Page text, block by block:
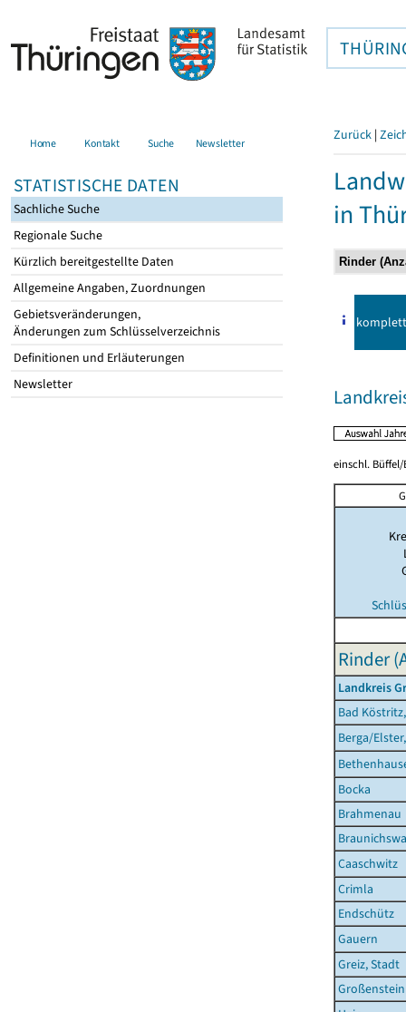
Home Kontakt Suche Newsletter
STATISTISCHE DATEN
Sachliche Suche
Regionale Suche
Kürzlich bereitgestellte Daten
Allgemeine Angaben, Zuordnungen
Gebietsveränderungen,
Änderungen zum Schlüsselverzeichnis
Definitionen und Erläuterungen
Newsletter
Zurück |
in
komplett
einschl. Büffel/
Rinder
Landkreis
Bad
Berga/
Bocka
Brahmenau
Caaschwitz
Crimla
Endschütz
Gauern
Greiz, Stadt
Großenstein